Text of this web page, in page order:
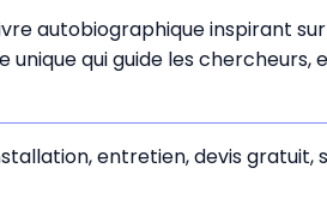
autobiographique inspirant
qui guide les
entretien, devis